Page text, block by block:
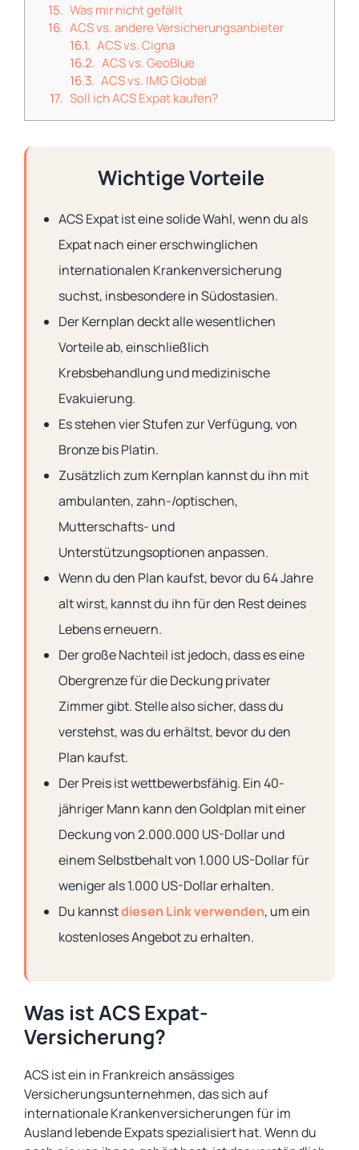
Was mir nicht gefällt
ACS vs. andere Versicherungsanbieter
ACS vs. Cigna
ACS vs. GeoBlue
ACS vs. IMG Global
Soll ich ACS Expat kaufen?
Wichtige Vorteile
ACS Expat ist eine solide Wahl, wenn du als
Expat nach einer erschwinglichen
internationalen Krankenversicherung
suchst, insbesondere in Südostasien.
Der Kernplan deckt alle wesentlichen
Vorteile ab, einschließlich
Krebsbehandlung und medizinische
Evakuierung.
Es stehen vier Stufen zur Verfügung, von
Bronze bis Platin.
Zusätzlich zum Kernplan kannst du ihn mit
ambulanten, zahn-/optischen,
Mutterschafts- und
Unterstützungsoptionen anpassen.
Wenn du den Plan kaufst, bevor du 64 Jahre
alt wirst, kannst du ihn für den Rest deines
Lebens erneuern.
Der große Nachteil ist jedoch, dass es eine
Obergrenze für die Deckung privater
Zimmer gibt. Stelle also sicher, dass du
verstehst, was du erhältst, bevor du den
Plan kaufst.
Der Preis ist wettbewerbsfähig. Ein 40-
jähriger Mann kann den Goldplan mit einer
Deckung von 2.000.000 US-Dollar und
einem Selbstbehalt von 1.000 US-Dollar für
weniger als 1.000 US-Dollar erhalten.
Du kannstdiesen Link verwenden, um ein
kostenloses Angebot zu erhalten.
Was ist ACS Expat-
Versicherung?
ACS ist ein in Frankreich ansässiges
Versicherungsunternehmen, das sich auf
internationale Krankenversicherungen für im
Ausland lebende Expats spezialisiert hat. Wenn du